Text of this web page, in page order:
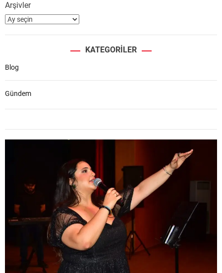
Arşivler
KATEGORILER
Blog
Gündem